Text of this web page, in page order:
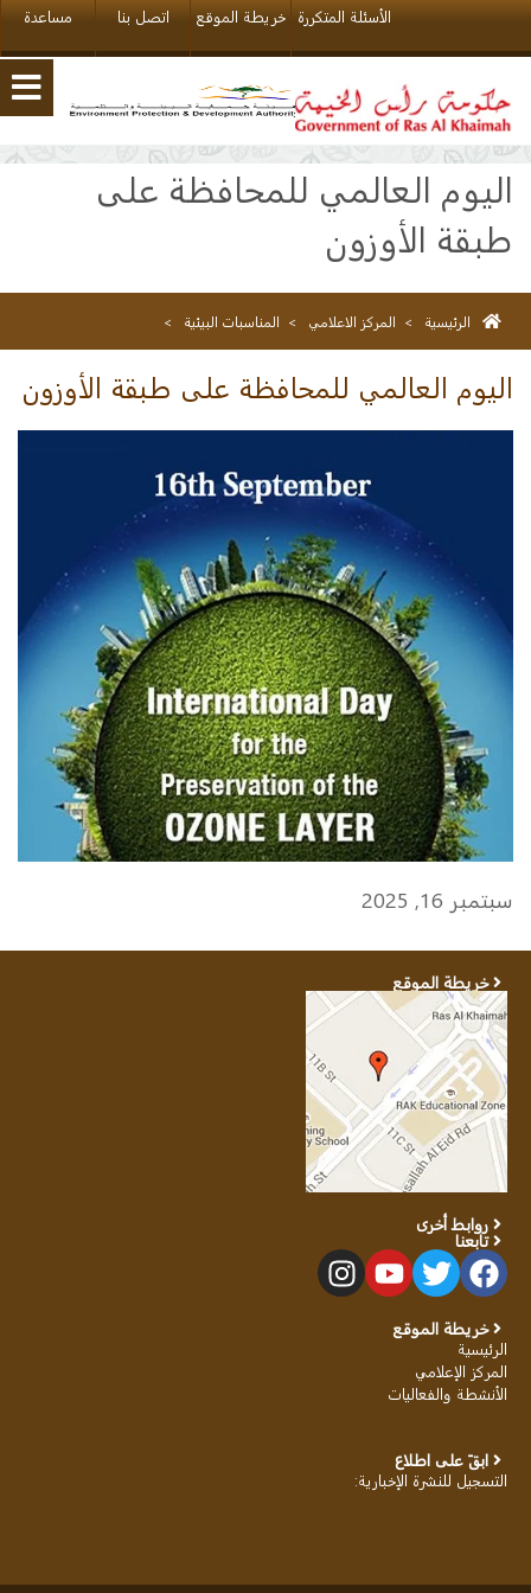
مساعدة اتصل بنا خريطة الموقع الأسئلة المتكررة
اليوم العالمي للمحافظة على
طبقة الأوزون
الرئيسية > المركز الاعلامي > المناسبات البيئية
>
اليوم العالمي للمحافظة على طبقة الأوزون
سبتمبر 16, 2025
ابقَ على اطلاع
التسجيل للنشرة الإخبارية:
خريطة الموقع
الرئيسية
المركز الإعلامي
الأنشطة والفعاليات
روابط أخرى
تابعنا
خريطة الموقع